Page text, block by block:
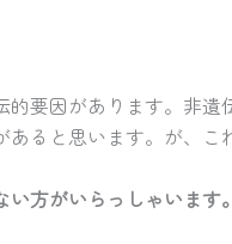
要因があります。非
ると思います。が、こ
方がいらっしゃいま